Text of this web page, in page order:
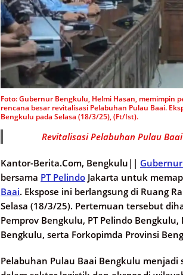
Foto: Gubernur Bengkulu, Helmi Hasan, memimpin
rencana besar revitalisasi Pelabuhan Pulau Baai.
Bengkulu pada Selasa (18/3/25), (Ft/Ist).
Revitalisasi Pelabuhan Pulau
Kantor-Berita.Com, Bengkulu||
bersama PT Pelindo Jakarta untuk
Baai. Ekspose ini berlangsung di Ruang
Selasa (18/3/25). Pertemuan tersebut
Pemprov Bengkulu, PT Pelindo
Bengkulu, serta Forkopimda Provinsi
Pelabuhan Pulau Baai Bengkulu